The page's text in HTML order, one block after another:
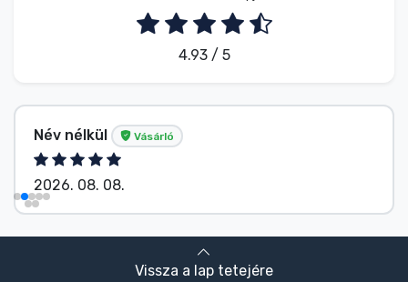
4.93 / 5
Név nélkül Vásárló
2026. 08. 08.
Vissza a lap tetejére